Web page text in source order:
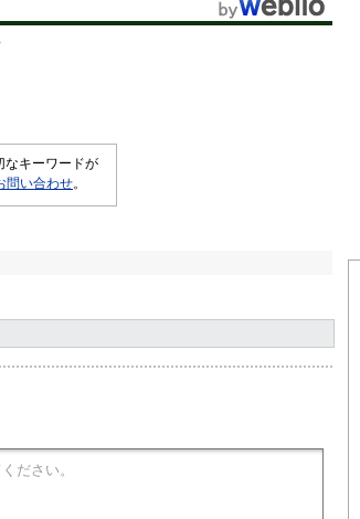
なキーワードが
問い合わせ。